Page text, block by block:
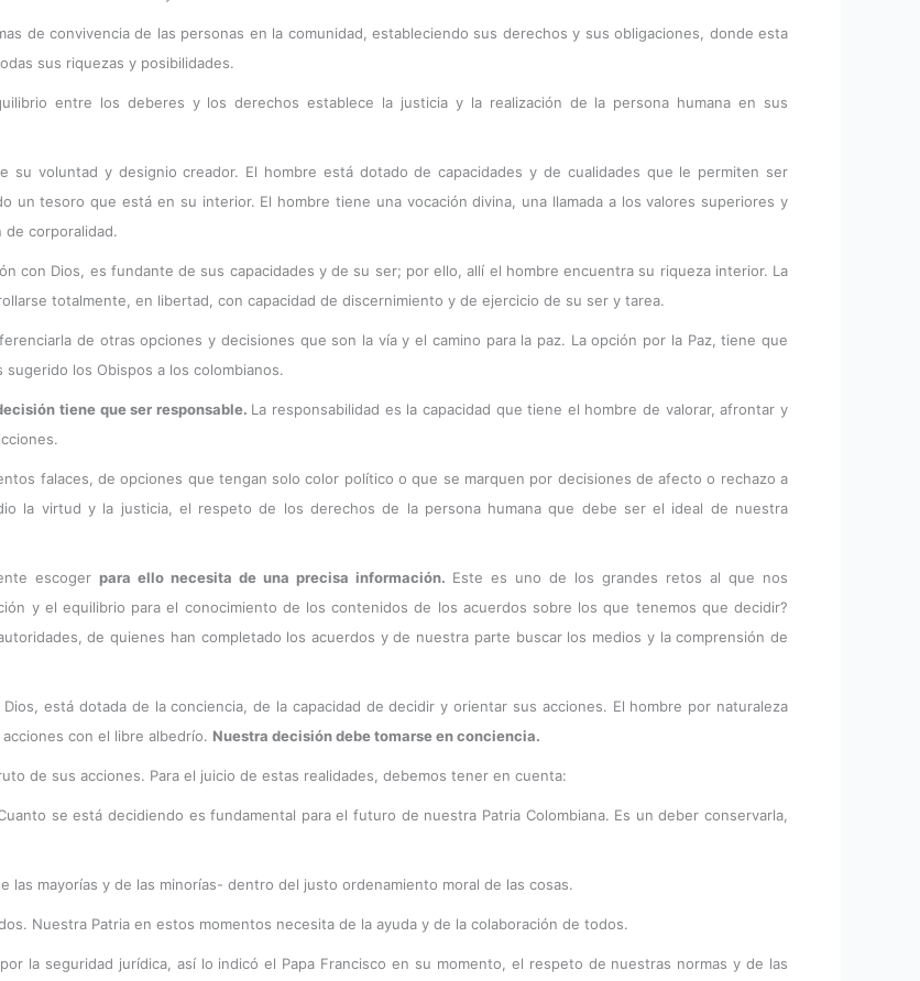
de convivencia de las personas en la comunidad, estableciendo sus derechos y sus obligaciones, donde esta
sus riquezas y posibilidades.
entre los deberes y los derechos establece la justicia y la realización de la persona humana en sus
su voluntad y designio creador. El hombre está dotado de capacidades y de cualidades que le permiten ser
un tesoro que está en su interior. El hombre tiene una vocación divina, una llamada a los valores superiores y
de corporalidad.
con Dios, es fundante de sus capacidades y de su ser; por ello, allí el hombre encuentra su riqueza interior. La
totalmente, en libertad, con capacidad de discernimiento y de ejercicio de su ser y tarea.
de otras opciones y decisiones que son la vía y el camino para la paz. La opción por la Paz, tiene que
los Obispos a los colombianos.
tiene que ser responsable. La responsabilidad es la capacidad que tiene el hombre de valorar, afrontar y
falaces, de opciones que tengan solo color político o que se marquen por decisiones de afecto o rechazo a
la virtud y la justicia, el respeto de los derechos de la persona humana que debe ser el ideal de nuestra
escoger para ello necesita de una precisa información. Este es uno de los grandes retos al que nos
y el equilibrio para el conocimiento de los contenidos de los acuerdos sobre los que tenemos que decidir?
de quienes han completado los acuerdos y de nuestra parte buscar los medios y la comprensión de
está dotada de la conciencia, de la capacidad de decidir y orientar sus acciones. El hombre por naturaleza
con el libre albedrío. Nuestra decisión debe tomarse en conciencia.
de sus acciones. Para el juicio de estas realidades, debemos tener en cuenta:
se está decidiendo es fundamental para el futuro de nuestra Patria Colombiana. Es un deber conservarla,
mayorías y de las minorías- dentro del justo ordenamiento moral de las cosas.
Nuestra Patria en estos momentos necesita de la ayuda y de la colaboración de todos.
la seguridad jurídica, así lo indicó el Papa Francisco en su momento, el respeto de nuestras normas y de las